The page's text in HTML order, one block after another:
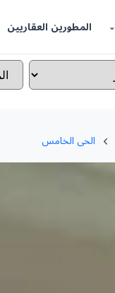
المطورين العقاريين
الحى الخامس